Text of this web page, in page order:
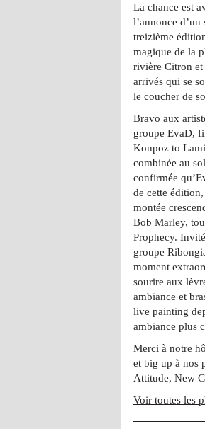
La chance est
l’annonce
treizième
magique de la
rivière Citron et
arrivés qui se
le coucher de
Bravo aux
groupe EvaD,
Konpoz to
combinée au
confirmée
de cette
montée
Bob Marley,
Prophecy.
groupe
moment
sourire aux
ambiance et
live painting
ambiance plus
Merci à notre
et big up à nos
Attitude, New
Voir toutes les